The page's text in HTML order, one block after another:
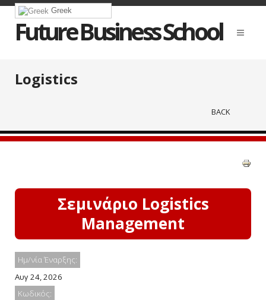
Greek
Future Business School
Logistics
BACK
Σεμινάριο Logistics
Management
Ημ/νία Έναρξης:
Αυγ 24, 2026
Κωδικός: